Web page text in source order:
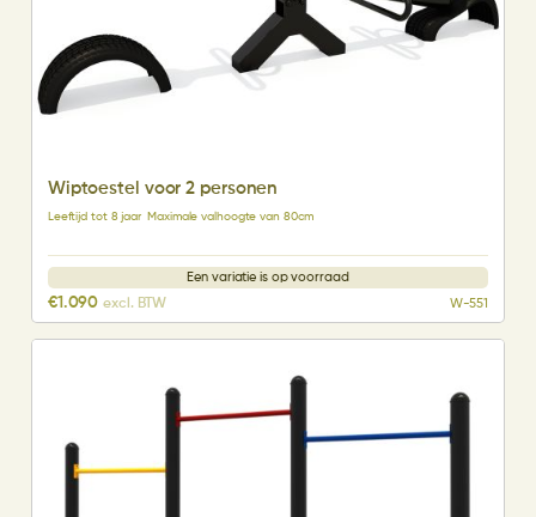
Wiptoestel voor 2 personen
Leeftijd tot 8 jaar Maximale valhoogte van 80cm
Een variatie is op voorraad
€1.090 excl. BTW W-551